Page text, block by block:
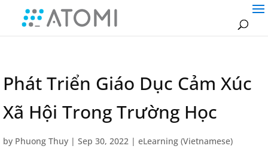
Phát Triển Giáo Dục Cảm Xúc
Xã Hội Trong Trường Học
by Phuong Thuy | Sep 30, 2022 | eLearning (Vietnamese)